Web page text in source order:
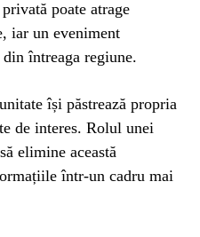
poate atrage
iar un eveniment
întreaga regiune.
își păstrează propria
de interes. Rolul unei
elimine această
într-un cadru mai